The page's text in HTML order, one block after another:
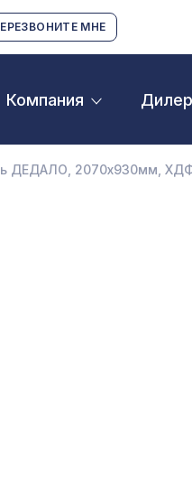
МНЕ
Компания
ДЕДАЛО, 2070х930мм,